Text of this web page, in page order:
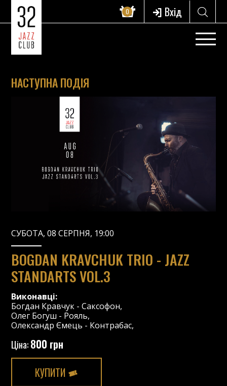
0 Вхід
НАСТУПНА ПОДІЯ
СУБОТА, 08 СЕРПНЯ, 19:00
BOGDAN KRAVCHUK TRIO - JAZZ
STANDARTS VOL.3
Виконавці:
Богдан Кравчук -Саксофон,
Олег Богуш - Рояль,
Олександр Ємець - Контрабас,
Ціна:800 грн
КУПИТИ